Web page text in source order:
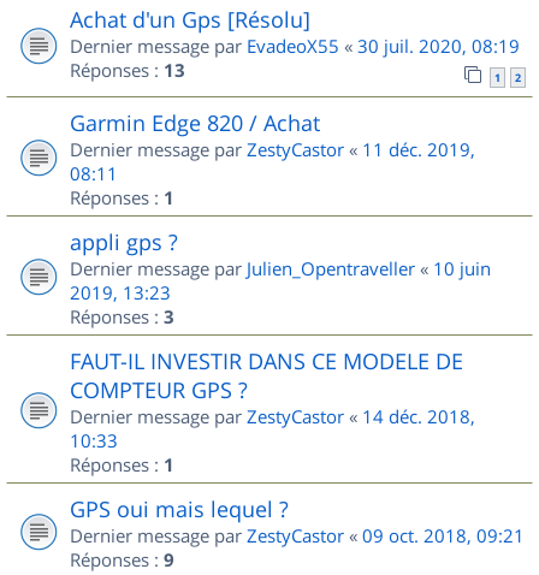
Achat d'un Gps [Résolu]
Dernier message par EvadeoX55 « 30 juil. 2020, 08:19
Réponses : 13 1 2
Garmin Edge 820 / Achat
Dernier message par ZestyCastor « 11 déc. 2019,
08:11
Réponses : 1
appli gps ?
Dernier message par Julien_Opentraveller « 10 juin
2019, 13:23
Réponses : 3
FAUT-IL INVESTIR DANS CE MODELE DE
COMPTEUR GPS ?
Dernier message par ZestyCastor « 14 déc. 2018,
10:33
Réponses : 1
GPS oui mais lequel ?
Dernier message par ZestyCastor « 09 oct. 2018, 09:21
Réponses : 9